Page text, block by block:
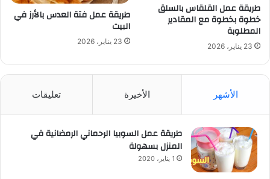
طريقة عمل القلقاس بالسلق
خطوة بخطوة مع المقادير
المطلوبة
23 يناير، 2026
طريقة عمل فتة العدس بالأرز في
البيت
23 يناير، 2026
الأشهر الأخيرة تعليقات
طريقة عمل السوبيا الرحماني الرمضانية في
المنزل بسهولة
1 يناير، 2020